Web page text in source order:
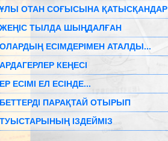
ҰЛЫ ОТАН СОҒЫСЫНА ҚАТЫСҚАНДАР
ЖЕҢІС ТЫЛДА ШЫҢДАЛҒАН
ОЛАРДЫҢ ЕСІМДЕРІМЕН АТАЛДЫ...
АРДАГЕРЛЕР КЕҢЕСІ
ЕР ЕСІМІ ЕЛ ЕСІНДЕ...
БЕТТЕРДІ ПАРАҚТАЙ ОТЫРЫП
ТУЫСТАРЫНЫҢ ІЗДЕЙМІЗ